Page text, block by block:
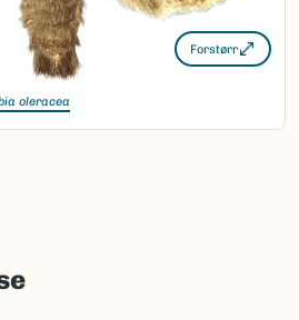
Forstørr
oleracea